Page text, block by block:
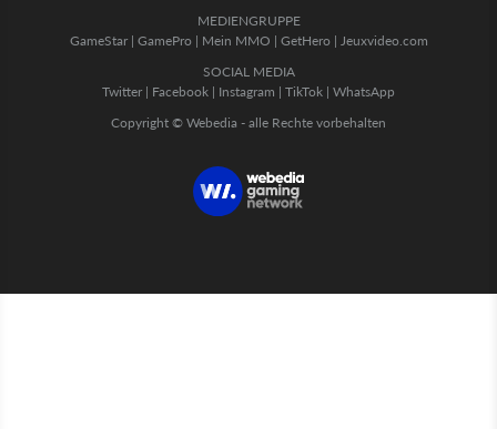
MEDIENGRUPPE
GameStar| GamePro | Mein MMO | GetHero | Jeuxvideo.com
SOCIAL MEDIA
Twitter | Facebook | Instagram | TikTok | WhatsApp
Copyright © Webedia - alle Rechte vorbehalten